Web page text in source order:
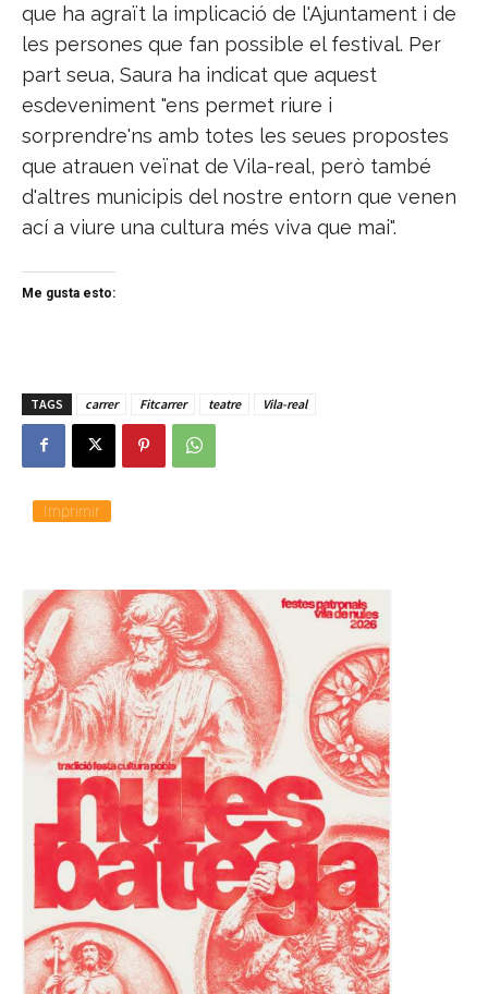
que ha agraït la implicació de l'Ajuntament i de
les persones que fan possible el festival. Per
part seua, Saura ha indicat que aquest
esdeveniment "ens permet riure i
sorprendre'ns amb totes les seues propostes
que atrauen veïnat de Vila-real, però també
d'altres municipis del nostre entorn que venen
ací a viure una cultura més viva que mai".
Me gusta esto:
TAGS carrer Fitcarrer teatre Vila-real
Imprimir